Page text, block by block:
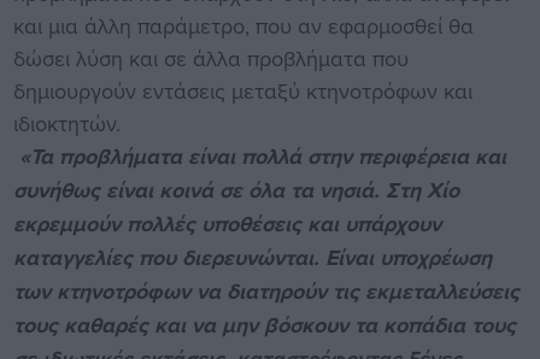
και μια άλλη παράμετρο, που αν εφαρμοσθεί θα
δώσει λύση και σε άλλα προβλήματα που
δημιουργούν εντάσεις μεταξύ κτηνοτρόφων και
ιδιοκτητών.
«Τα προβλήματα είναι πολλά στην περιφέρεια και
συνήθως είναι κοινά σε όλα τα νησιά. Στη Χίο
εκρεμμούν πολλές υποθέσεις και υπάρχουν
καταγγελίες που διερευνώνται. Είναι υποχρέωση
των κτηνοτρόφων να διατηρούν τις εκμεταλλεύσεις
τους καθαρές και να μην βόσκουν τα κοπάδια τους